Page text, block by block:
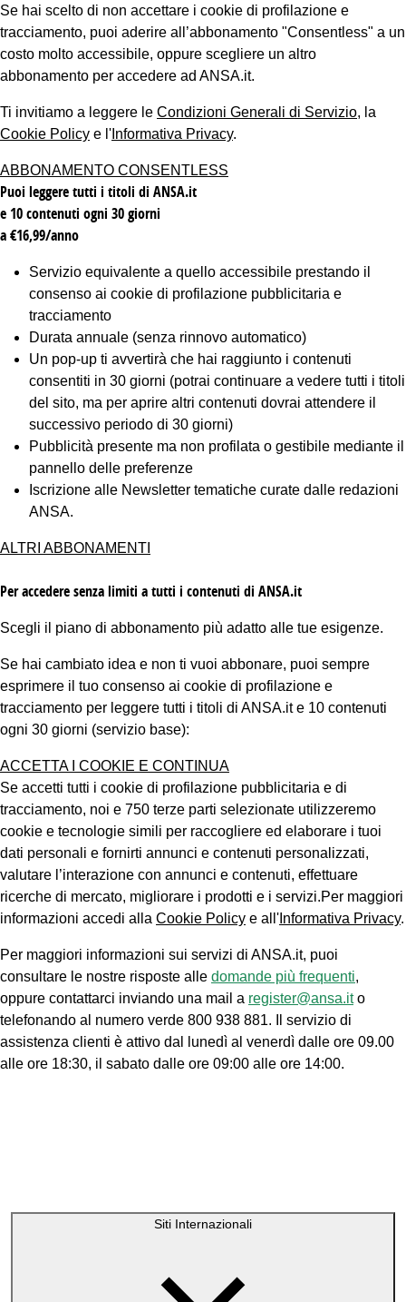
Se hai scelto di non accettare i cookie di profilazione e
tracciamento, puoi aderire all’abbonamento "Consentless" a un
costo molto accessibile, oppure scegliere un altro
abbonamento per accedere ad ANSA.it.
Ti invitiamo a leggere le Condizioni Generali di Servizio, la
Cookie Policy e l' Informativa Privacy.
ABBONAMENTO CONSENTLESS
Puoi leggere tutti i titoli di ANSA.it
e 10 contenuti ogni 30 giorni
a €16,99/anno
Servizio equivalente a quello accessibile prestando il
consenso ai cookie di profilazione pubblicitaria e
tracciamento
Durata annuale (senza rinnovo automatico)
Un pop-up ti avvertirà che hai raggiunto i contenuti
consentiti in 30 giorni (potrai continuare a vedere tutti i titoli
del sito, ma per aprire altri contenuti dovrai attendere il
successivo periodo di 30 giorni)
Pubblicità presente ma non profilata o gestibile mediante il
pannello delle preferenze
Iscrizione alle Newsletter tematiche curate dalle redazioni
ANSA.
ALTRI ABBONAMENTI
Per accedere senza limiti a tutti i contenuti di ANSA.it
Scegli il piano di abbonamento più adatto alle tue esigenze.
Se hai cambiato idea e non ti vuoi abbonare, puoi sempre
esprimere il tuo consenso ai cookie di profilazione e
tracciamento per leggere tutti i titoli di ANSA.it e 10 contenuti
ogni 30 giorni (servizio base):
ACCETTA I COOKIE E CONTINUA
Se accetti tutti i cookie di profilazione pubblicitaria e di
tracciamento, noi e 750 terze parti selezionate utilizzeremo
cookie e tecnologie simili per raccogliere ed elaborare i tuoi
dati personali e fornirti annunci e contenuti personalizzati,
valutare l’interazione con annunci e contenuti, effettuare
ricerche di mercato, migliorare i prodotti e i servizi.Per maggiori
informazioni accedi alla Cookie Policy e all' Informativa Privacy.
Per maggiori informazioni sui servizi di ANSA.it, puoi
consultare le nostre risposte alle domande più frequenti,
oppure contattarci inviando una mail a register@ansa.ito
telefonando al numero verde 800 938 881. Il servizio di
assistenza clienti è attivo dal lunedì al venerdì dalle ore 09.00
alle ore 18:30, il sabato dalle ore 09:00 alle ore 14:00.
Siti Internazionali